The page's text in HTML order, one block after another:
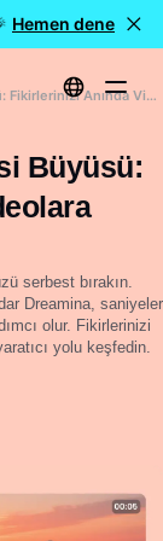
Yeni model
Hemen dene
Yapay Zeka Sahne Üreticisi Büyüsü: Fikirlerinizi Anında Videolara Dönüştürün
Büyüsü:
serbest bırakın.
Dreamina, saniyeler
olur. Fikirlerinizi
yolu keşfedin.